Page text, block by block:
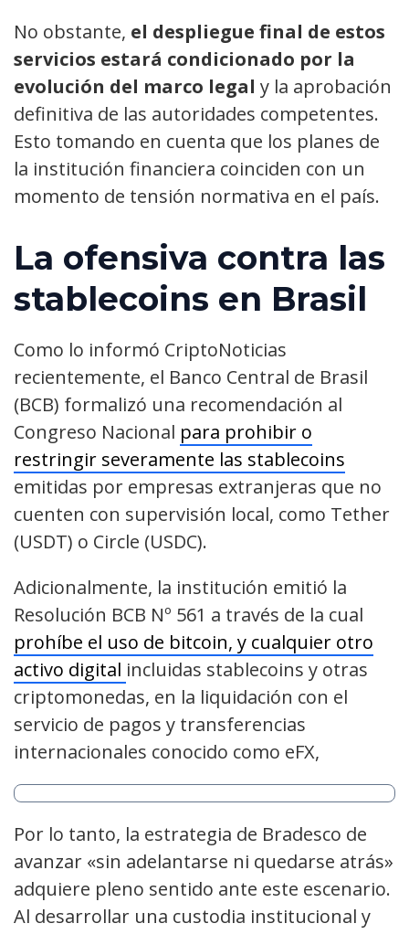
No obstante, el despliegue final de estos
servicios estará condicionado por la
evolución del marco legal y la aprobación
definitiva de las autoridades competentes.
Esto tomando en cuenta que los planes de
la institución financiera coinciden con un
momento de tensión normativa en el país.
La ofensiva contra las
stablecoins en Brasil
Como lo informó CriptoNoticias
recientemente, el Banco Central de Brasil
(BCB) formalizó una recomendación al
Congreso Nacional para prohibir o
restringir severamente las stablecoins
emitidas por empresas extranjeras que no
cuenten con supervisión local, como Tether
(USDT) o Circle (USDC).
Adicionalmente, la institución emitió la
Resolución BCB Nº 561 a través de la cual
prohíbe el uso de bitcoin, y cualquier otro
activo digital incluidas stablecoins y otras
criptomonedas, en la liquidación con el
servicio de pagos y transferencias
internacionales conocido como eFX,
Por lo tanto, la estrategia de Bradesco de
avanzar «sin adelantarse ni quedarse atrás»
adquiere pleno sentido ante este escenario.
Al desarrollar una custodia institucional y